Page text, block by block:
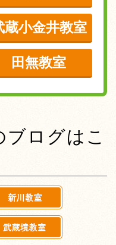
蔵小金井教室
田無教室
ブログはこ